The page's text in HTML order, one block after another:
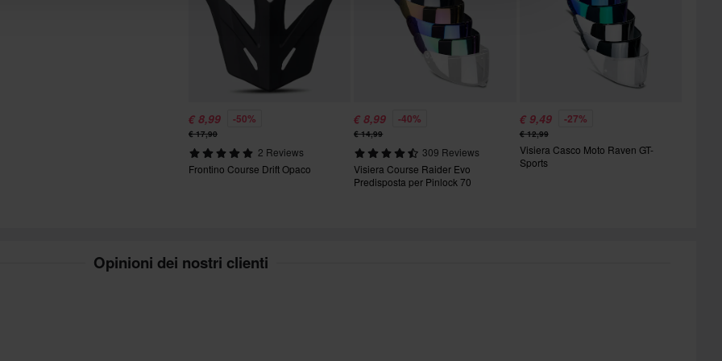
€ 8,99 -50%
€ 17,90
2 Reviews
Frontino Course Drift Opaco
€ 8,99 -40%
€ 14,99
309 Reviews
Visiera Course Raider Evo
Predisposta per Pinlock 70
€ 9,49 -27%
€ 12,99
Visiera Casco Moto Raven GT-
Sports
Opinioni dei nostri clienti